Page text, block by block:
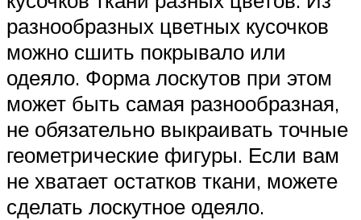
разнообразных цветных кусочков
можно сшить покрывало или
одеяло. Форма лоскутов при этом
может быть самая разнообразная,
не обязательно выкраивать точные
геометрические фигуры. Если вам
не хватает остатков ткани, можете
сделать лоскутное одеяло.